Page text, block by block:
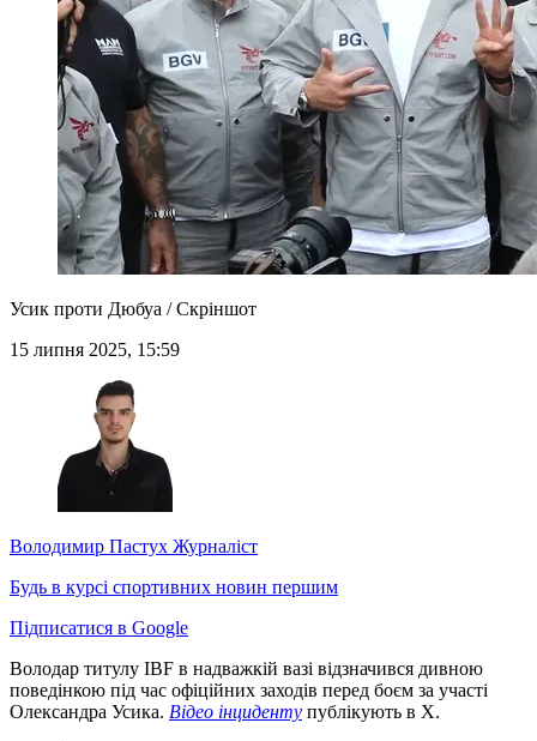
Усик проти Дюбуа / Скріншот
15 липня 2025, 15:59
Володимир Пастух Журналіст
Будь в курсі спортивних новин першим
Підписатися в Google
Володар титулу IBF в надважкій вазі відзначився дивною
поведінкою під час офіційних заходів перед боєм за участі
Олександра Усика. Відео інциденту публікують в X.